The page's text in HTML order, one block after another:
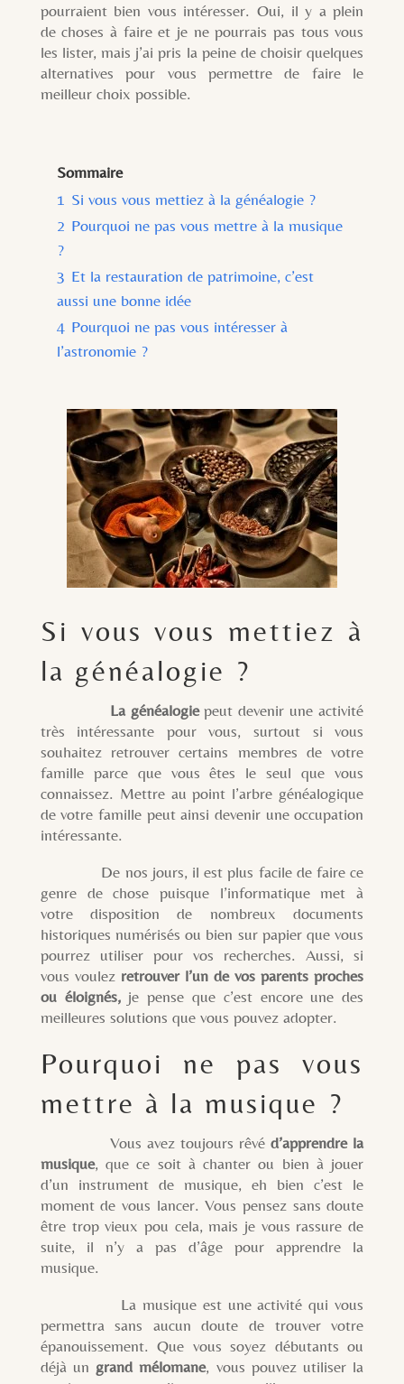
pourraient bien vous intéresser. Oui, il y a plein
de choses à faire et je ne pourrais pas tous vous
les lister, mais j’ai pris la peine de choisir quelques
alternatives pour vous permettre de faire le
meilleur choix possible.
Sommaire
1 Si vous vous mettiez à la généalogie ?
2 Pourquoi ne pas vous mettre à la musique
?
3 Et la restauration de patrimoine, c’est
aussi une bonne idée
4 Pourquoi ne pas vous intéresser à
l’astronomie ?
Si vous vous mettiez à
la généalogie ?
La généalogiepeut devenir une activité
très intéressante pour vous, surtout si vous
souhaitez retrouver certains membres de votre
famille parce que vous êtes le seul que vous
connaissez. Mettre au point l’arbre généalogique
de votre famille peut ainsi devenir une occupation
intéressante.
De nos jours, il est plus facile de faire ce
genre de chose puisque l’informatique met à
votre disposition de nombreux documents
historiques numérisés ou bien sur papier que vous
pourrez utiliser pour vos recherches. Aussi, si
vous voulez retrouver l’un de vos parents proches
ou éloignés,je pense que c’est encore une des
meilleures solutions que vous pouvez adopter.
Pourquoi ne pas vous
mettre à la musique ?
Vous avez toujours rêvéd’apprendre la
musique, que ce soit à chanter ou bien à jouer
d’un instrument de musique, eh bien c’est le
moment de vous lancer. Vous pensez sans doute
être trop vieux pou cela, mais je vous rassure de
suite, il n’y a pas d’âge pour apprendre la
musique.
La musique est une activité qui vous
permettra sans aucun doute de trouver votre
épanouissement. Que vous soyez débutants ou
déjà un grand mélomane, vous pouvez utiliser la